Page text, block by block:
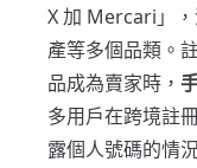
X 加 Mercari」
產等多個品類。
品成為賣家時，
多用戶在跨境註
露個人號碼的情